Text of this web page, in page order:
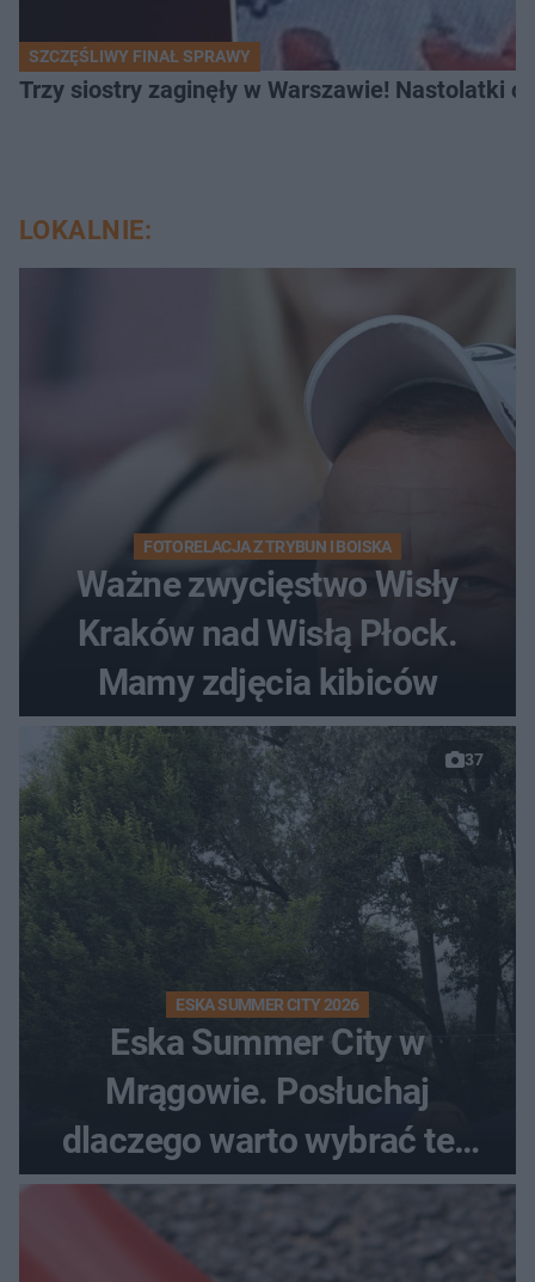
SZCZĘŚLIWY FINAŁ SPRAWY
Trzy siostry zaginęły w Warszawie! Nastolatki
LOKALNIE:
FOTORELACJA Z TRYBUN I BOISKA
Ważne zwycięstwo Wisły
Kraków nad Wisłą Płock.
Mamy zdjęcia kibiców
37
ESKA SUMMER CITY 2026
Eska Summer City w
Mrągowie. Posłuchaj
dlaczego warto wybrać ten
kierunek na urlop!